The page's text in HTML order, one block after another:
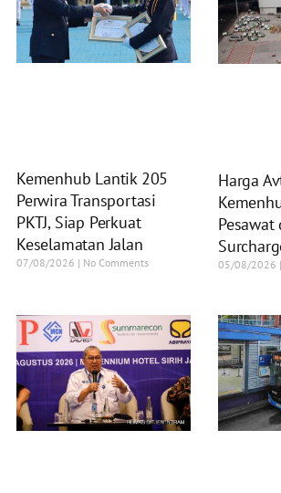
Kemenhub Lantik 205
Perwira Transportasi
PKTJ, Siap Perkuat
Keselamatan Jalan
07/08/2026 No Comments
Harga
Pesawat
05/08/2026